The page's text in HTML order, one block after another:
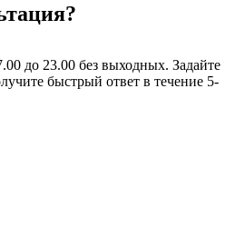
до 23.00 без выходных. Задайте
быстрый ответ в течение 5-